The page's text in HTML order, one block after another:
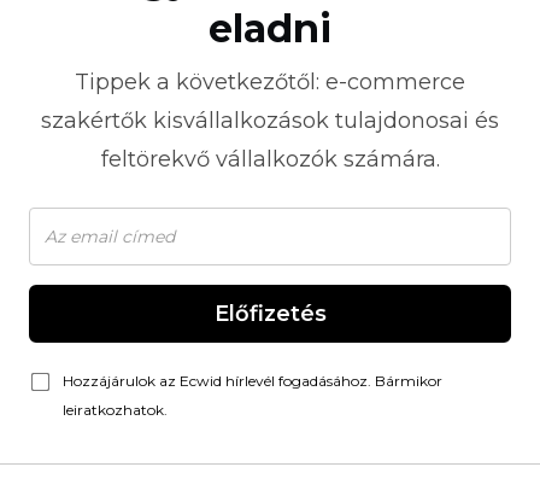
eladni
Tippek a következőtől: e-commerce
szakértők kisvállalkozások tulajdonosai és
feltörekvő vállalkozók számára.
Előfizetés
Hozzájárulok az Ecwid hírlevél fogadásához. Bármikor
leiratkozhatok.